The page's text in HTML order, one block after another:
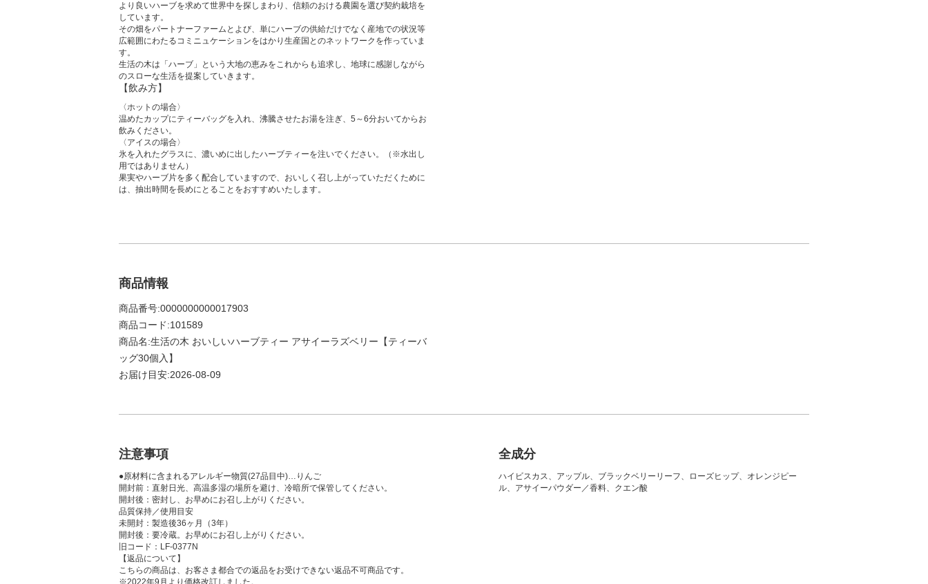
より良いハーブを求めて世界中を探しまわり、信頼のおける農園を選び契約栽培を
しています。
その畑をパートナーファームとよび、単にハーブの供給だけでなく産地での状況等
広範囲にわたるコミニュケーションをはかり生産国とのネットワークを作っていま
す。
生活の木は「ハーブ」という大地の恵みをこれからも追求し、地球に感謝しながら
のスローな生活を提案していきます。
【飲み方】
〈ホットの場合〉
温めたカップにティーバッグを入れ、沸騰させたお湯を注ぎ、5～6分おいてからお
飲みください。
〈アイスの場合〉
氷を入れたグラスに、濃いめに出したハーブティーを注いでください。（※水出し
用ではありません）
果実やハーブ片を多く配合していますので、おいしく召し上がっていただくために
は、抽出時間を長めにとることをおすすめいたします。
商品情報
商品番号:0000000000017903
商品コード:101589
商品名:生活の木 おいしいハーブティー アサイーラズベリー【ティーバ
ッグ30個入】
お届け目安:2026-08-09
注意事項
●原材料に含まれるアレルギー物質(27品目中)…りんご
開封前：直射日光、高温多湿の場所を避け、冷暗所で保管してください。
開封後：密封し、お早めにお召し上がりください。
品質保持／使用目安
未開封：製造後36ヶ月（3年）
開封後：要冷蔵。お早めにお召し上がりください。
旧コード：LF-0377N
【返品について】
こちらの商品は、お客さま都合での返品をお受けできない返品不可商品です。
※2022年9月より価格改訂しました。
全成分
ハイビスカス、アップル、ブラックベリーリーフ、ローズヒップ、オレンジピー
ル、アサイーパウダー／香料、クエン酸